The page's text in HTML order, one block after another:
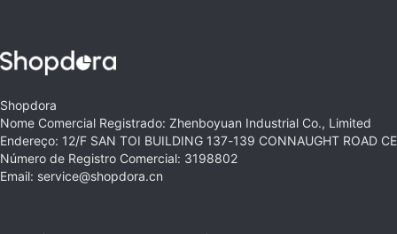
Shopdora
Nome Comercial Registrado: Zhenboyuan Industrial Co., Limited
Endereço: 12/F SAN TOI BUILDING 137-139 CONNAUGHT ROAD
Número de Registro Comercial: 3198802
Email: service@shopdora.cn